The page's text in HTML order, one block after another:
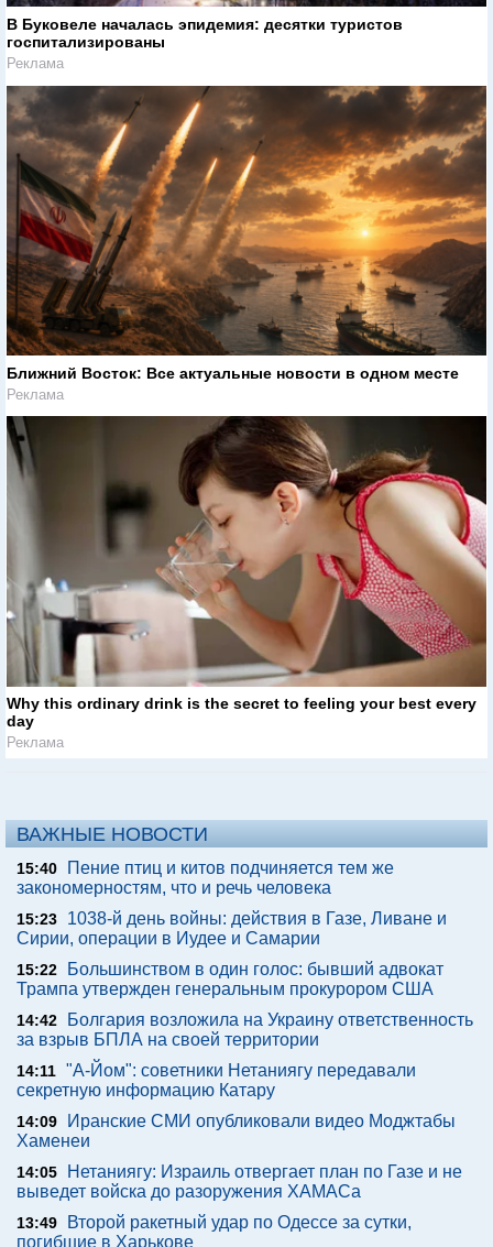
В Буковеле началась эпидемия: десятки туристов
госпитализированы
Реклама
Ближний Восток: Все актуальные новости в одном месте
Реклама
Why this ordinary drink is the secret to feeling your best every
day
Реклама
ВАЖНЫЕ НОВОСТИ
15:40
Пение птиц и китов подчиняется тем же
закономерностям, что и речь человека
15:23
1038-й день войны: действия в Газе, Ливане и
Сирии, операции в Иудее и Самарии
15:22
Большинством в один голос: бывший адвокат
Трампа утвержден генеральным прокурором США
14:42
Болгария возложила на Украину ответственность
за взрыв БПЛА на своей территории
14:11 "А-Йом": советники Нетаниягу передавали
секретную информацию Катару
14:09
Иранские СМИ опубликовали видео Моджтабы
Хаменеи
14:05
Нетаниягу: Израиль отвергает план по Газе и не
выведет войска до разоружения ХАМАСа
13:49
Второй ракетный удар по Одессе за сутки,
погибшие в Харькове